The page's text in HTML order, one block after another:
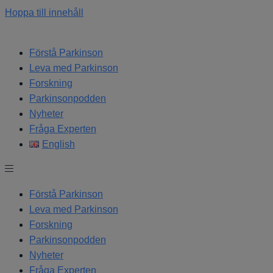
Hoppa till innehåll
Förstå Parkinson
Leva med Parkinson
Forskning
Parkinsonpodden
Nyheter
Fråga Experten
English
Förstå Parkinson
Leva med Parkinson
Forskning
Parkinsonpodden
Nyheter
Fråga Experten